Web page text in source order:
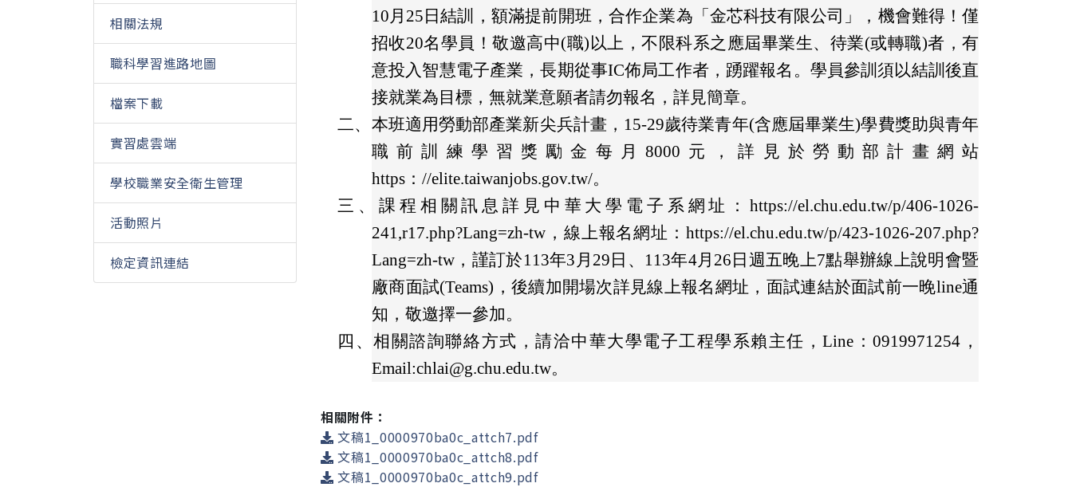
相關法規
職科學習進路地圖
檔案下載
實習處雲端
學校職業安全衛生管理
活動照片
檢定資訊連結
10月25日結訓，額滿提前開班，合作企業為「金芯科技有限公司」，機會難得！僅
招收20名學員！敬邀高中(職)以上，不限科系之應屆畢業生、待業(或轉職)者，有
意投入智慧電子產業，長期從事IC佈局工作者，踴躍報名。學員參訓須以結訓後直
接就業為目標，無就業意願者請勿報名，詳見簡章。
二、 本班適用勞動部產業新尖兵計畫，15-29歲待業青年(含應屆畢業生)學費獎助與青年
職前訓練學習獎勵金每月8000元，詳見於勞動部計畫網站
https：//elite.taiwanjobs.gov.tw/。
三、課程相關訊息詳見中華大學電子系網址：https://el.chu.edu.tw/p/406-1026-
241,r17.php?Lang=zh-tw，線上報名網址：https://el.chu.edu.tw/p/423-1026-207.php?
Lang=zh-tw，謹訂於113年3月29日、113年4月26日週五晚上7點舉辦線上說明會暨
廠商面試(Teams)，後續加開場次詳見線上報名網址，面試連結於面試前一晚line通
知，敬邀擇一參加。
四、相關諮詢聯絡方式，請洽中華大學電子工程學系賴主任，Line：0919971254，
Email:chlai@g.chu.edu.tw。
相關附件：
文稿1_0000970ba0c_attch7.pdf
文稿1_0000970ba0c_attch8.pdf
文稿1_0000970ba0c_attch9.pdf